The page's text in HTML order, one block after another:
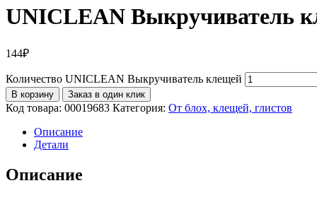
UNICLEAN Выкручиватель
144₽
Количество UNICLEAN Выкручиватель клещей
В корзину Заказ в один клик
Код товара: 00019683 Категория: От блох, клещей, глистов
Описание
Детали
Описание